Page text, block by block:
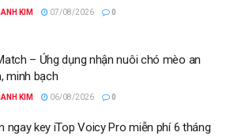
KIM 07/08/2026 0
– Ứng dụng nhận nuôi chó mèo an
minh bạch
KIM 06/08/2026 0
ngay key iTop Voicy Pro miễn phí 6 tháng